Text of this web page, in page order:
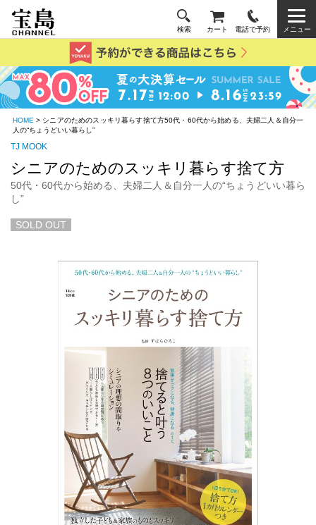
検索 カート 電話で予約 メニュー
HOME > シニアのためのスッキリ暮らす捨て方50代・60代から始める、夫婦二人＆自分一
人の“ちょうどいい暮らし”
TJ MOOK
シニアのためのスッキリ暮らす捨て方
50代・60代から始める、夫婦二人＆自分一人の“ちょうどいい暮ら
し”
SOLD OUT